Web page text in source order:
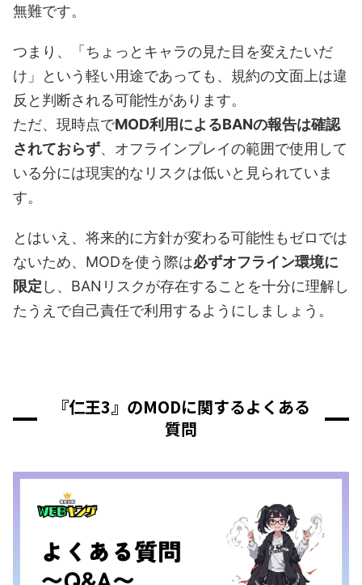
無難です。
つまり、「ちょっとキャラの見た目を変えたいだ
け」という軽い用途であっても、規約の文面上は違
反と判断される可能性があります。
ただ、現時点でMOD利用によるBANの報告は確認
されておらず、オフラインプレイの範囲で使用して
いる分には現実的なリスクは低いと見られていま
す。
とはいえ、将来的に方針が変わる可能性もゼロでは
ないため、MODを使う際は必ずオフライン環境に
限定 し、BANリスクが存在することを十分に理解し
たうえで自己責任で利用するようにしましょう。
『仁王3』のMODに関するよくある
質問